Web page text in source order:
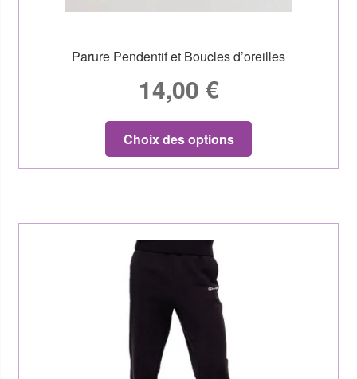
Parure Pendentif et Boucles d’oreilles
14,00 €
Choix des options